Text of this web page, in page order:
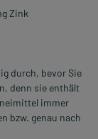
Zink
durch, bevor Sie
denn sie enthält
immer
bzw. genau nach